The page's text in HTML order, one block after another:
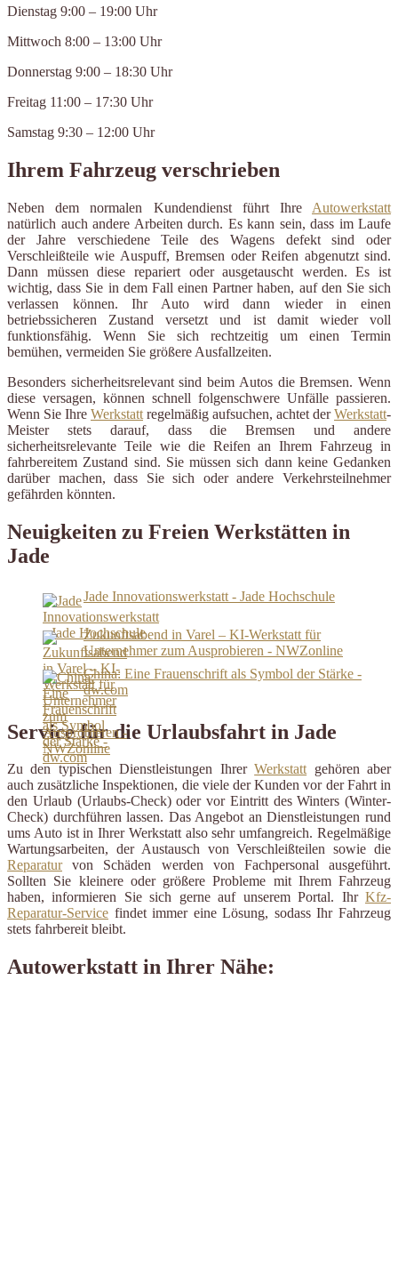
Dienstag 9:00 – 19:00 Uhr
Mittwoch 8:00 – 13:00 Uhr
Donnerstag 9:00 – 18:30 Uhr
Freitag 11:00 – 17:30 Uhr
Samstag 9:30 – 12:00 Uhr
Ihrem Fahrzeug verschrieben
Neben dem normalen Kundendienst führt Ihre Autowerkstatt
natürlich auch andere Arbeiten durch. Es kann sein, dass im Laufe
der Jahre verschiedene Teile des Wagens defekt sind oder
Verschleißteile wie Auspuff, Bremsen oder Reifen abgenutzt sind.
Dann müssen diese repariert oder ausgetauscht werden. Es ist
wichtig, dass Sie in dem Fall einen Partner haben, auf den Sie sich
verlassen können. Ihr Auto wird dann wieder in einen
betriebssicheren Zustand versetzt und ist damit wieder voll
funktionsfähig. Wenn Sie sich rechtzeitig um einen Termin
bemühen, vermeiden Sie größere Ausfallzeiten.
Besonders sicherheitsrelevant sind beim Autos die Bremsen. Wenn
diese versagen, können schnell folgenschwere Unfälle passieren.
Wenn Sie Ihre Werkstatt regelmäßig aufsuchen, achtet derWerkstatt-
Meister stets darauf, dass die Bremsen und andere
sicherheitsrelevante Teile wie die Reifen an Ihrem Fahrzeug in
fahrbereitem Zustand sind. Sie müssen sich dann keine Gedanken
darüber machen, dass Sie sich oder andere Verkehrsteilnehmer
gefährden könnten.
Neuigkeiten zu Freien Werkstätten in
Jade
Jade Innovationswerkstatt - Jade Hochschule
Zukunftsabend in Varel – KI-Werkstatt für
Unternehmer zum Ausprobieren - NWZonline
China: Eine Frauenschrift als Symbol der Stärke -
dw.com
Service für die Urlaubsfahrt in Jade
Zu den typischen Dienstleistungen IhrerWerkstattgehören aber
auch zusätzliche Inspektionen, die viele der Kunden vor der Fahrt in
den Urlaub (Urlaubs-Check) oder vor Eintritt des Winters (Winter-
Check) durchführen lassen. Das Angebot an Dienstleistungen rund
ums Auto ist in Ihrer Werkstatt also sehr umfangreich. Regelmäßige
Wartungsarbeiten, der Austausch von Verschleißteilen sowie die
Reparaturvon Schäden werden von Fachpersonal ausgeführt.
Sollten Sie kleinere oder größere Probleme mit Ihrem Fahrzeug
haben, informieren Sie sich gerne auf unserem Portal. Ihr Kfz-
Reparatur-Service findet immer eine Lösung, sodass Ihr Fahrzeug
stets fahrbereit bleibt.
Autowerkstatt in Ihrer Nähe: